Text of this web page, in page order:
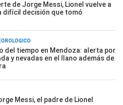
de Jorge Messi, Lionel vuelve a
difícil decisión que tomó
del tiempo en Mendoza: alerta por
y nevadas en el llano además de
Messi, el padre de Lionel